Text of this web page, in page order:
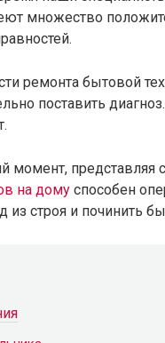
множество
ремонта бытовой
поставить
момент, представляя
на дому способен
из строя и починить